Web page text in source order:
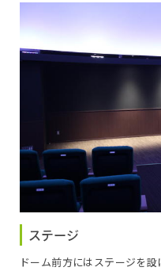
ステージ
ドーム前方にはステージを